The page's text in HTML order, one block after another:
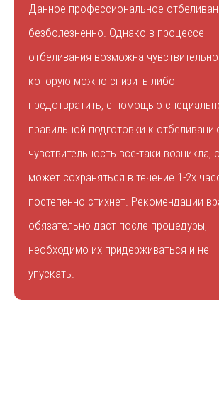
Данное профессиональное
безболезненно. Однако в процессе
отбеливания возможна
которую можно снизить либо
предотвратить, с помощью
правильной подготовки к
чувствительность все-таки возникла,
может сохраняться в течение 1-2х
постепенно стихнет. Рекомендации
обязательно даст после процедуры,
необходимо их придерживаться и не
упускать.